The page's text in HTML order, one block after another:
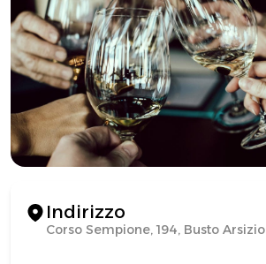
Indirizzo
Corso Sempione, 194, Busto Arsizio